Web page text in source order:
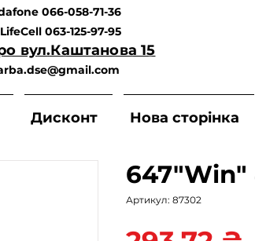
066-058-71-36
LifeCell 063-125-97-95
вул.Каштанова 15
Дисконт Нова сторінка
647"Win"
Артикул: 87302